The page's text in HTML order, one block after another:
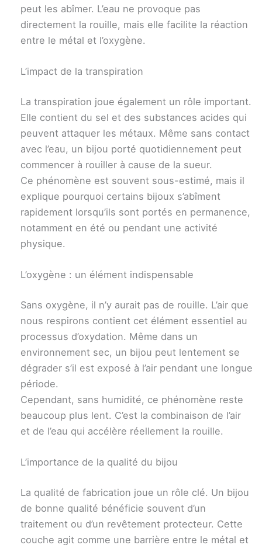
peut les abîmer. L’eau ne provoque pas
directement la rouille, mais elle facilite la réaction
entre le métal et l’oxygène.
L’impact de la transpiration
La transpiration joue également un rôle important.
Elle contient du sel et des substances acides qui
peuvent attaquer les métaux. Même sans contact
avec l’eau, un bijou porté quotidiennement peut
commencer à rouiller à cause de la sueur.
Ce phénomène est souvent sous-estimé, mais il
explique pourquoi certains bijoux s’abîment
rapidement lorsqu’ils sont portés en permanence,
notamment en été ou pendant une activité
physique.
L’oxygène : un élément indispensable
Sans oxygène, il n’y aurait pas de rouille. L’air que
nous respirons contient cet élément essentiel au
processus d’oxydation. Même dans un
environnement sec, un bijou peut lentement se
dégrader s’il est exposé à l’air pendant une longue
période.
Cependant, sans humidité, ce phénomène reste
beaucoup plus lent. C’est la combinaison de l’air
et de l’eau qui accélère réellement la rouille.
L’importance de la qualité du bijou
La qualité de fabrication joue un rôle clé. Un bijou
de bonne qualité bénéficie souvent d’un
traitement ou d’un revêtement protecteur. Cette
couche agit comme une barrière entre le métal et